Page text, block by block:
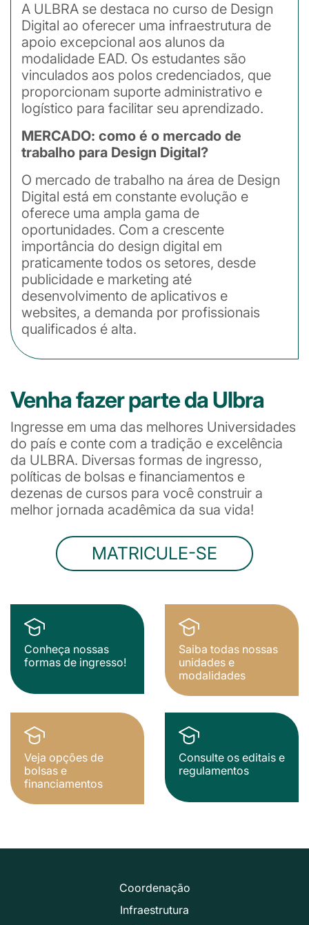
A ULBRA se destaca no curso de Design
Digital ao oferecer uma infraestrutura de
apoio excepcional aos alunos da
modalidade EAD. Os estudantes são
vinculados aos polos credenciados, que
proporcionam suporte administrativo e
logístico para facilitar seu aprendizado.
MERCADO: como é o mercado de
trabalho para Design Digital?
O mercado de trabalho na área de Design
Digital está em constante evolução e
oferece uma ampla gama de
oportunidades. Com a crescente
importância do design digital em
praticamente todos os setores, desde
publicidade e marketing até
desenvolvimento de aplicativos e
websites, a demanda por profissionais
qualificados é alta.
Venha fazer parte da Ulbra
Ingresse em uma das melhores Universidades
do país e conte com a tradição e excelência
da ULBRA. Diversas formas de ingresso,
políticas de bolsas e financiamentos e
dezenas de cursos para você construir a
melhor jornada acadêmica da sua vida!
MATRICULE-SE
Conheça nossas
formas de ingresso!
Saiba todas nossas
unidades e
modalidades
Veja opções de
bolsas e
financiamentos
Consulte os editais e
regulamentos
Coordenação
Infraestrutura